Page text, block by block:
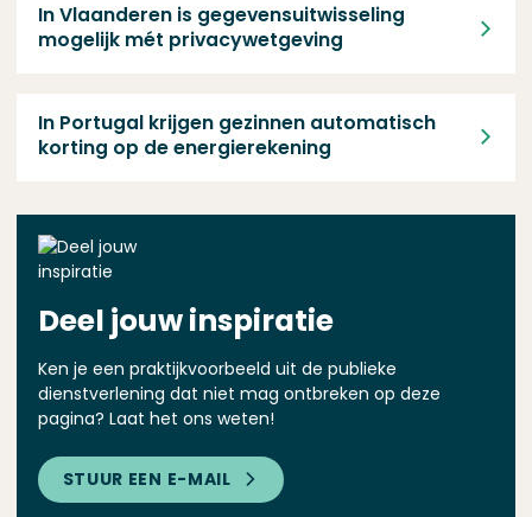
In Vlaanderen is gegevens­uitwisseling
mogelijk mét privacy­wetgeving
In Portugal krijgen gezinnen automatisch
korting op de energierekening
Deel jouw inspiratie
Ken je een praktijkvoorbeeld uit de publieke
dienstverlening dat niet mag ontbreken op deze
pagina? Laat het ons weten!
STUUR EEN E-MAIL